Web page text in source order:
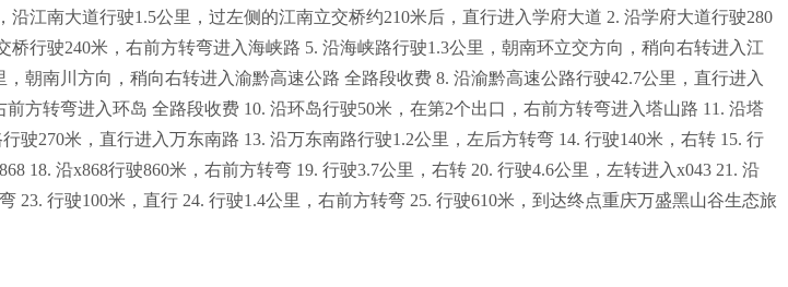
江南大道行驶1.5公里，过左侧的江南立交桥约210米后，直行进入学府大道 2. 沿学府大道行驶280
行驶240米，右前方转弯进入海峡路 5. 沿海峡路行驶1.3公里，朝南环立交方向，稍向右转进入江
朝南川方向，稍向右转进入渝黔高速公路 全路段收费 8. 沿渝黔高速公路行驶42.7公里，直行进入
方转弯进入环岛 全路段收费 10. 沿环岛行驶50米，在第2个出口，右前方转弯进入塔山路 11. 沿塔
270米，直行进入万东南路 13. 沿万东南路行驶1.2公里，左后方转弯 14. 行驶140米，右转 15. 行
18. 沿x868行驶860米，右前方转弯 19. 行驶3.7公里，右转 20. 行驶4.6公里，左转进入x043 21. 沿
23. 行驶100米，直行 24. 行驶1.4公里，右前方转弯 25. 行驶610米，到达终点重庆万盛黑山谷生态旅